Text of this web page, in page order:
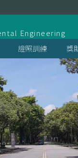
Engineering
證照訓練 獎